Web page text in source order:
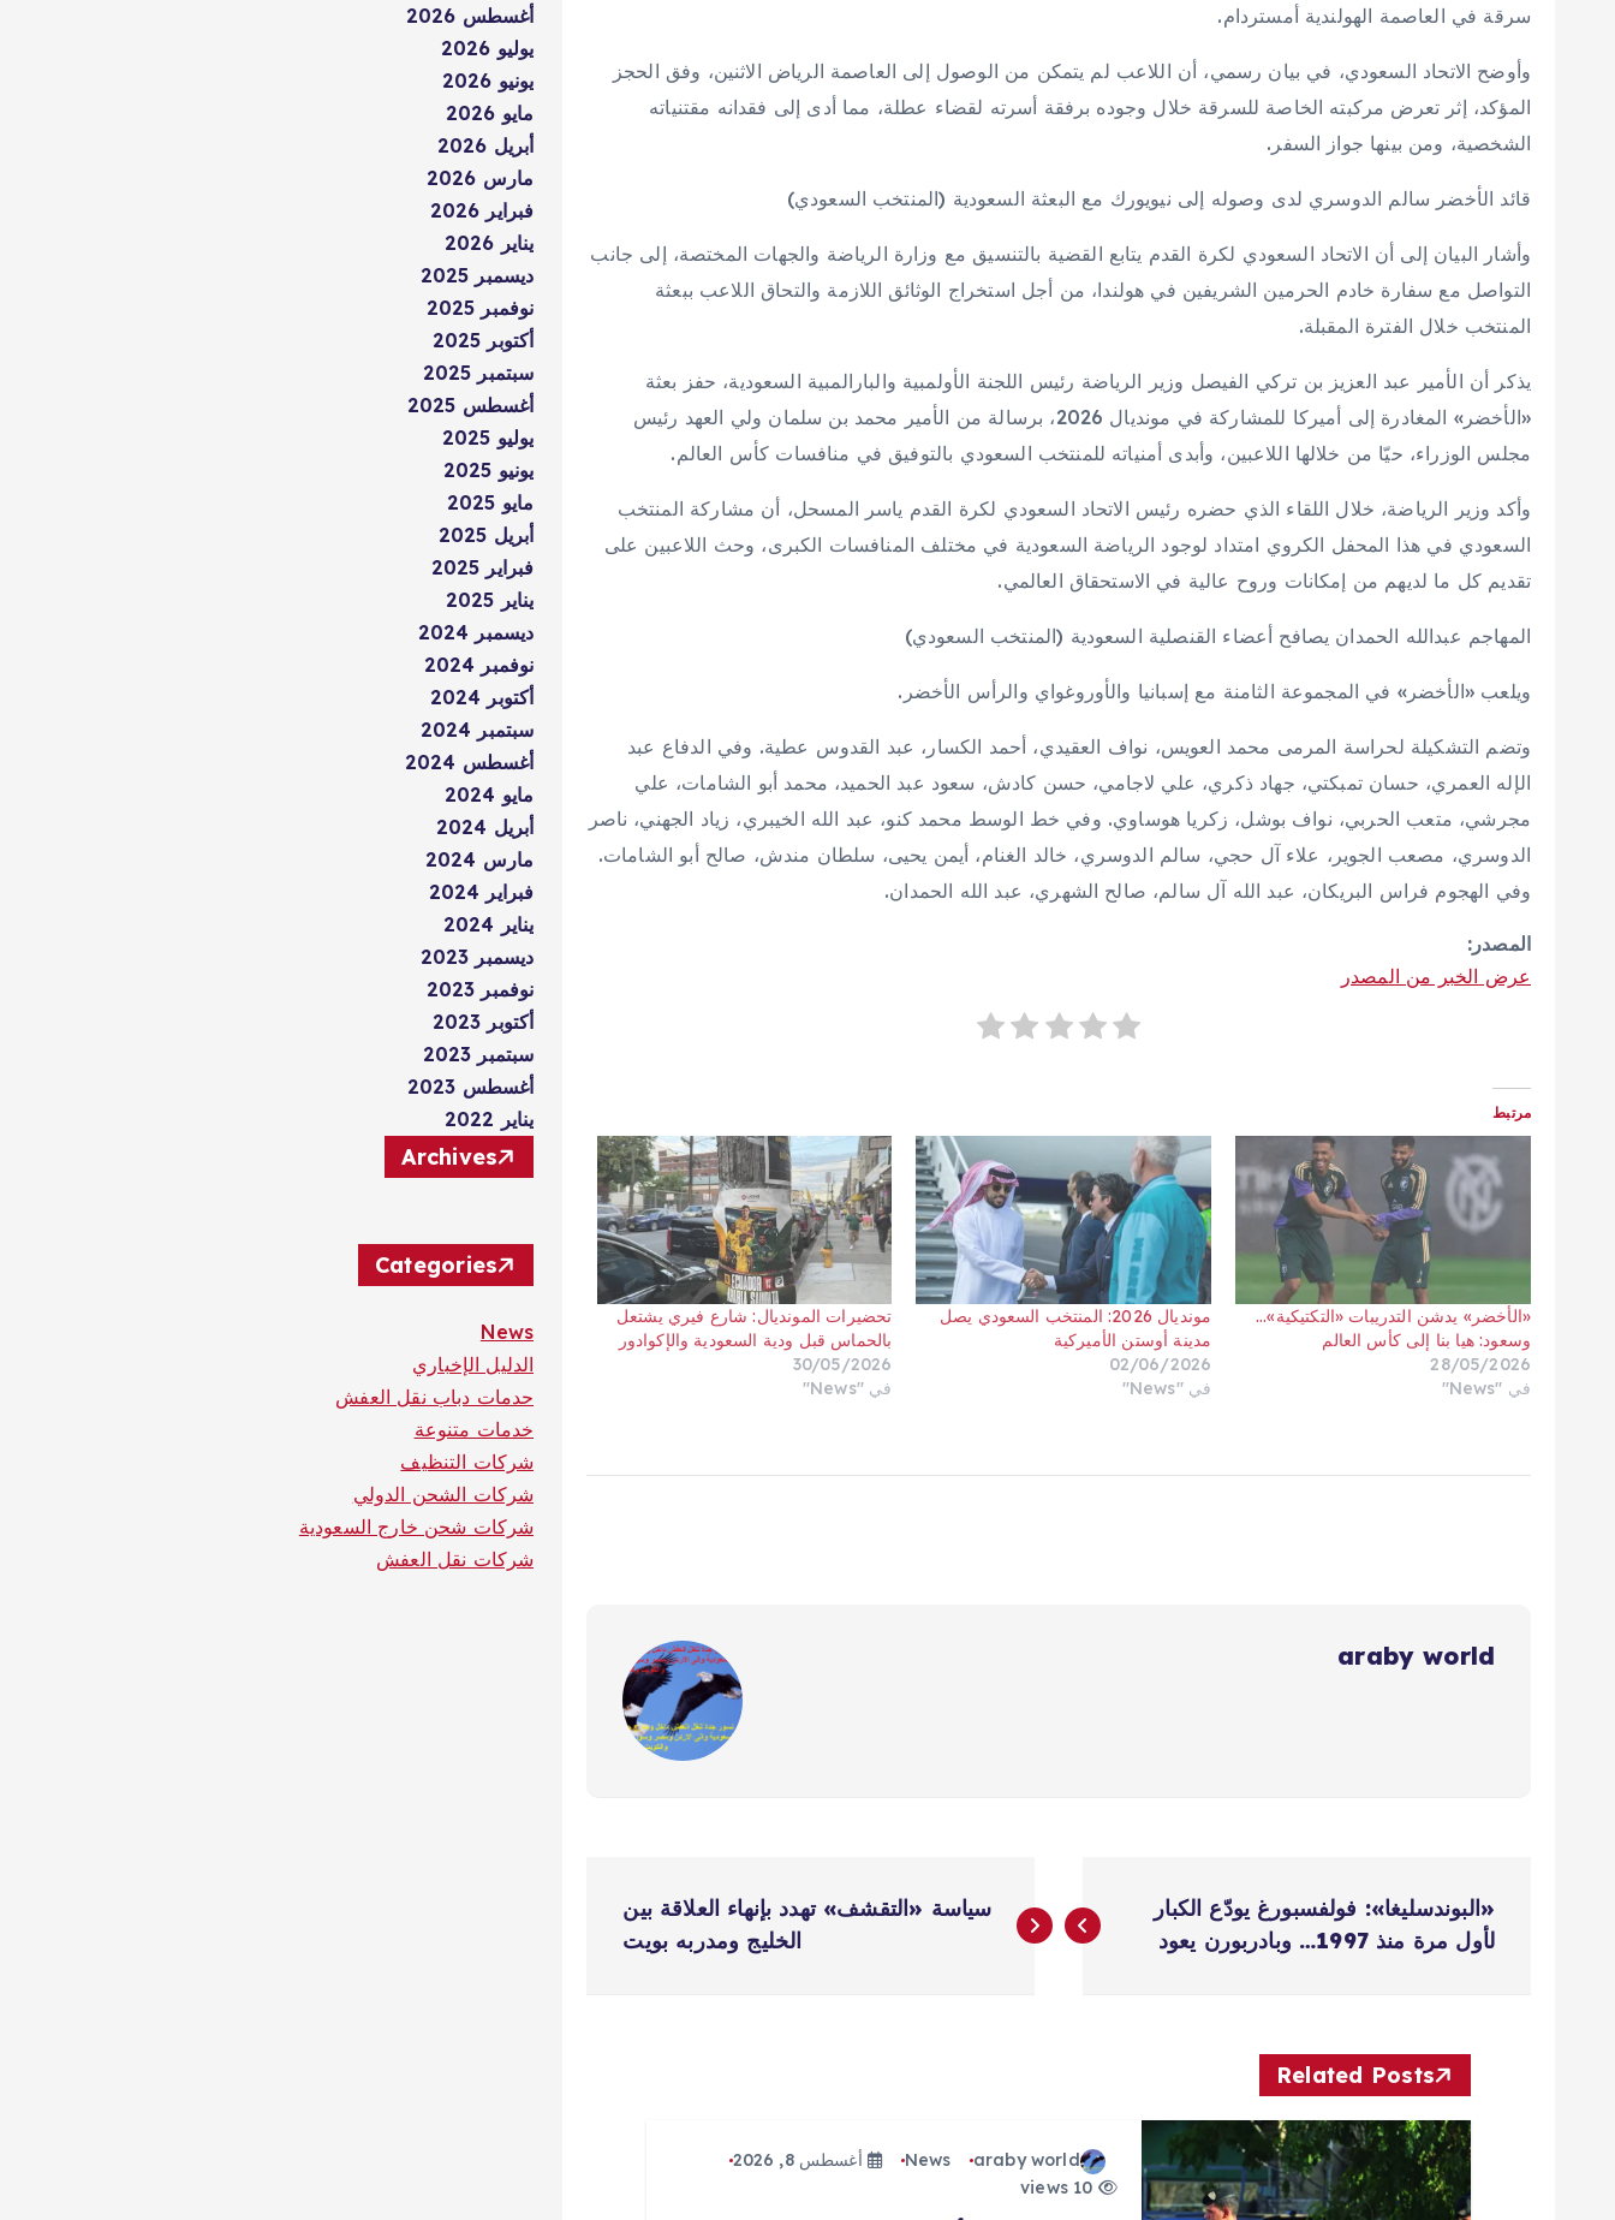
سرقة في العاصمة الهولندية أمستردام.
وأوضح الاتحاد السعودي، في بيان رسمي، أن اللاعب لم يتمكن من الوصول إلى العاصمة الرياض الاثنين، وفق الحجز
المؤكد، إثر تعرض مركبته الخاصة للسرقة خلال وجوده برفقة أسرته لقضاء عطلة، مما أدى إلى فقدانه مقتنياته
الشخصية، ومن بينها جواز السفر.
قائد الأخضر سالم الدوسري لدى وصوله إلى نيويورك مع البعثة السعودية (المنتخب السعودي)
وأشار البيان إلى أن الاتحاد السعودي لكرة القدم يتابع القضية بالتنسيق مع وزارة الرياضة والجهات المختصة، إلى جانب
التواصل مع سفارة خادم الحرمين الشريفين في هولندا، من أجل استخراج الوثائق اللازمة والتحاق اللاعب ببعثة
المنتخب خلال الفترة المقبلة.
يذكر أن الأمير عبد العزيز بن تركي الفيصل وزير الرياضة رئيس اللجنة الأولمبية والبارالمبية السعودية، حفز بعثة
«الأخضر» المغادرة إلى أميركا للمشاركة في مونديال 2026، برسالة من الأمير محمد بن سلمان ولي العهد رئيس
مجلس الوزراء، حيّا من خلالها اللاعبين، وأبدى أمنياته للمنتخب السعودي بالتوفيق في منافسات كأس العالم.
وأكد وزير الرياضة، خلال اللقاء الذي حضره رئيس الاتحاد السعودي لكرة القدم ياسر المسحل، أن مشاركة المنتخب
السعودي في هذا المحفل الكروي امتداد لوجود الرياضة السعودية في مختلف المنافسات الكبرى، وحث اللاعبين على
تقديم كل ما لديهم من إمكانات وروح عالية في الاستحقاق العالمي.
المهاجم عبدالله الحمدان يصافح أعضاء القنصلية السعودية (المنتخب السعودي)
ويلعب «الأخضر» في المجموعة الثامنة مع إسبانيا والأوروغواي والرأس الأخضر.
وتضم التشكيلة لحراسة المرمى محمد العويس، نواف العقيدي، أحمد الكسار، عبد القدوس عطية. وفي الدفاع عبد
الإله العمري، حسان تمبكتي، جهاد ذكري، علي لاجامي، حسن كادش، سعود عبد الحميد، محمد أبو الشامات، علي
مجرشي، متعب الحربي، نواف بوشل، زكريا هوساوي. وفي خط الوسط محمد كنو، عبد الله الخيبري، زياد الجهني، ناصر
الدوسري، مصعب الجوير، علاء آل حجي، سالم الدوسري، خالد الغنام، أيمن يحيى، سلطان مندش، صالح أبو الشامات.
وفي الهجوم فراس البريكان، عبد الله آل سالم، صالح الشهري، عبد الله الحمدان.
المصدر:
عرض الخبر من المصدر
مرتبط
«الأخضر» يدشن التدريبات «التكتيكية»…
وسعود: هيا بنا إلى كأس العالم
28/05/2026
في "News"
مونديال 2026: المنتخب السعودي يصل
مدينة أوستن الأميركية
02/06/2026
في "News"
تحضيرات المونديال: شارع فيري يشتعل
بالحماس قبل ودية السعودية والإكوادور
30/05/2026
في "News"
araby world
ص
«البوندسليغا»: فولفسبورغ يودّع الكبار
لأول مرة منذ 1997… وبادربورن يعود
سياسة «التقشف» تهدد بإنهاء العلاقة بين
الخليج ومدربه بويت
Related Posts
araby world
News
أغسطس 8, 2026
أغسطس 2026
يوليو 2026
يونيو 2026
مايو 2026
أبريل 2026
مارس 2026
فبراير 2026
يناير 2026
ديسمبر 2025
نوفمبر 2025
أكتوبر 2025
سبتمبر 2025
أغسطس 2025
يوليو 2025
يونيو 2025
مايو 2025
أبريل 2025
فبراير 2025
يناير 2025
ديسمبر 2024
نوفمبر 2024
أكتوبر 2024
سبتمبر 2024
أغسطس 2024
مايو 2024
أبريل 2024
مارس 2024
فبراير 2024
يناير 2024
ديسمبر 2023
نوفمبر 2023
أكتوبر 2023
سبتمبر 2023
أغسطس 2023
يناير 2022
Archives
Categories
News
الدليل الإخباري
حدمات دباب نقل العفش
خدمات متنوعة
شركات التنظيف
شركات الشحن الدولي
شركات شحن خارج السعودية
شركات نقل العفش